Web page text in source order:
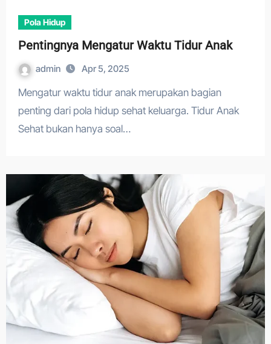
Pola Hidup
Pentingnya Mengatur Waktu Tidur Anak
admin Apr 5, 2025
Mengatur waktu tidur anak merupakan bagian
penting dari pola hidup sehat keluarga. Tidur Anak
Sehat bukan hanya soal…